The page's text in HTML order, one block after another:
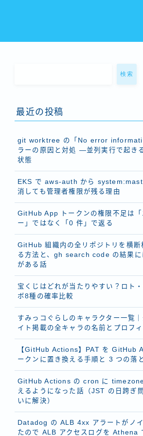
検索
最近の投稿
git worktree の「No error
ラーの原因と対処 ―並列実行で起き
状態
EKS で aws-auth から
消しても管理者権限が残る理由
GitHub App トークンの権限不足は「
ー」ではなく「0 件」で返る
GitHub 組織内の全リポジトリを横断
る方法と、gh search code の結果に
がある話
宝くじはどれが当たりやすい？ロト
ボ8種の確率比較
すみっコぐらしのキャラクター一覧
イト掲載の全キャラの名前とプロフ
【GitHub Actions】PAT を GitHub
ークンに置き換える手順と 3 つの落
GitHub Actions の cron に
えるようになった話（JST の日跨ぎ
いに解決）
Datadog の ALB 4xx アラートがノ
たので ALB アクセスログを Athena